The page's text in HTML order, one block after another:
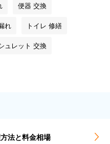
便器 交換
れ トイレ 修繕
ュレット 交換
法と料金相場